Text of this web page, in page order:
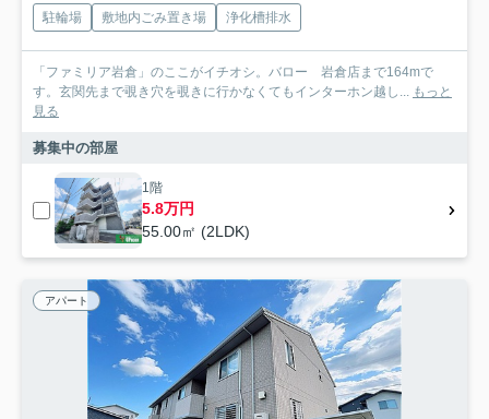
駐輪場 敷地内ごみ置き場 浄化槽排水
「ファミリア岩倉」のここがイチオシ。バロー 岩倉店まで164mで
す。玄関先まで覗き穴を覗きに行かなくてもインターホン越し... もっと
見る
募集中の部屋
1階
5.8万円
55.00㎡ (2LDK)
アパート